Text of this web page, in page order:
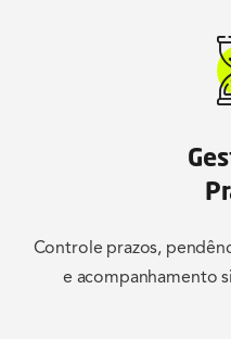
Controle prazos,
e acompanhamento